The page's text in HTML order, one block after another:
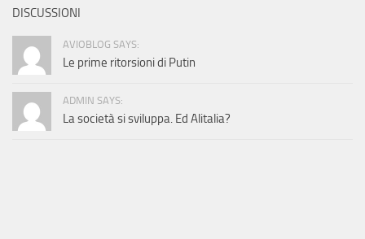
DISCUSSIONI
AVIOBLOG SAYS:
Le prime ritorsioni di Putin
ADMIN SAYS:
La società si sviluppa. Ed Alitalia?